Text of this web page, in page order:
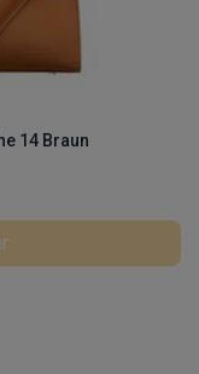
14 Braun